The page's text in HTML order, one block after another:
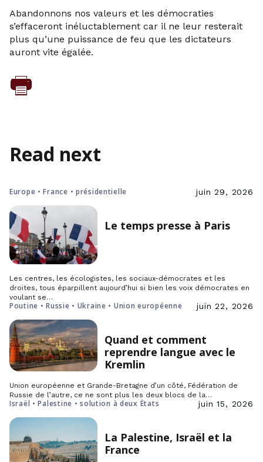
Abandonnons nos valeurs et les démocraties
s’effaceront inéluctablement car il ne leur resterait
plus qu’une puissance de feu que les dictateurs
auront vite égalée.
Read next
Europe • France • présidentielle juin 29, 2026
Le temps presse à Paris
Les centres, les écologistes, les sociaux-démocrates et les
droites, tous éparpillent aujourd’hui si bien les voix démocrates en
voulant se…
Poutine • Russie • Ukraine • Union européenne juin 22, 2026
Quand et comment
reprendre langue avec le
Kremlin
Union européenne et Grande-Bretagne d’un côté, Fédération de
Russie de l’autre, ce ne sont plus les deux blocs de la…
Israël • Palestine • solution à deux États juin 15, 2026
La Palestine, Israël et la
France